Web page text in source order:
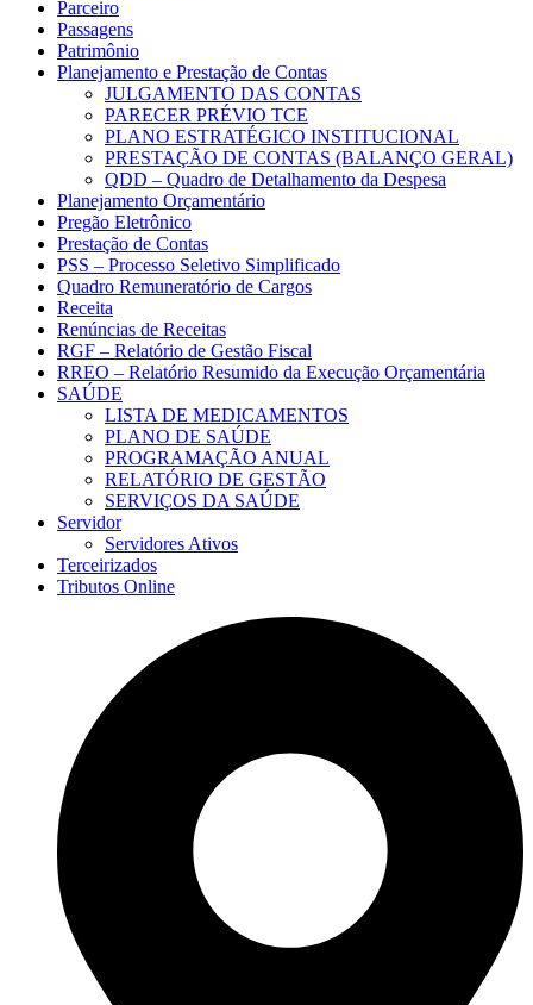
Parceiro
Passagens
Patrimônio
Planejamento e Prestação de Contas
JULGAMENTO DAS CONTAS
PARECER PRÉVIO TCE
PLANO ESTRATÉGICO INSTITUCIONAL
PRESTAÇÃO DE CONTAS (BALANÇO GERAL)
QDD – Quadro de Detalhamento da Despesa
Planejamento Orçamentário
Pregão Eletrônico
Prestação de Contas
PSS – Processo Seletivo Simplificado
Quadro Remuneratório de Cargos
Receita
Renúncias de Receitas
RGF – Relatório de Gestão Fiscal
RREO – Relatório Resumido da Execução Orçamentária
SAÚDE
LISTA DE MEDICAMENTOS
PLANO DE SAÚDE
PROGRAMAÇÃO ANUAL
RELATÓRIO DE GESTÃO
SERVIÇOS DA SAÚDE
Servidor
Servidores Ativos
Terceirizados
Tributos Online